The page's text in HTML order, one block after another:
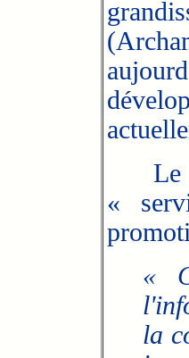
Le
«
«
la